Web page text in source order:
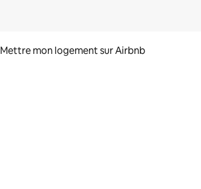
Mettre mon logement sur Airbnb